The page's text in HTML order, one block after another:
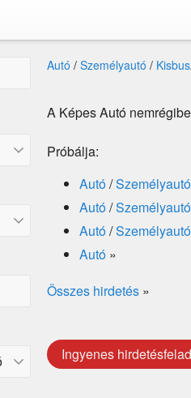
Autó / Személyautó /
A Képes Autó
Próbálja:
Autó/Személyautó
Autó/Személyautó
Autó/Személyautó
Autó »
Összes hirdetés »
Ingyenes